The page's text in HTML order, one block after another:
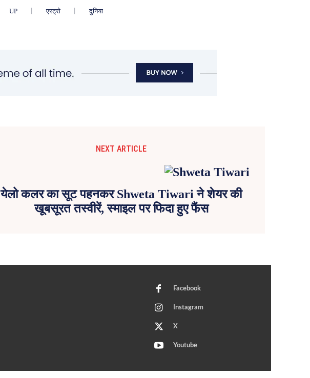
UP एस्ट्रो दुनिया
NEXT ARTICLE
येलो कलर का सूट पहनकर Shweta Tiwari ने शेयर की
खूबसूरत तस्वीरें, स्माइल पर फिदा हुए फैंस
Facebook
Instagram
X
Youtube